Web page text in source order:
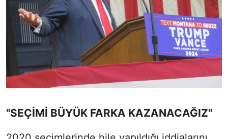
"SEÇİMİ BÜYÜK FARKA KAZANACAĞIZ"